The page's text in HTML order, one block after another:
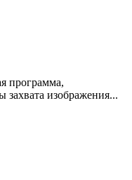
программа,
захвата изображения...